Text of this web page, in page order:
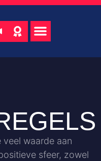
waarde aan
sfeer, zowel